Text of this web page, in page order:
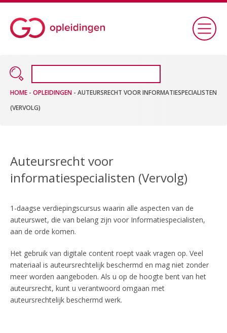
HOME - OPLEIDINGEN - AUTEURSRECHT VOOR INFORMATIESPECIALISTEN
(VERVOLG)
Auteursrecht voor
informatiespecialisten (Vervolg)
1-daagse verdiepingscursus waarin alle aspecten van de
auteurswet, die van belang zijn voor Informatiespecialisten,
aan de orde komen.
Het gebruik van digitale content roept vaak vragen op. Veel
materiaal is auteursrechtelijk beschermd en mag niet zonder
meer worden aangeboden. Als u op de hoogte bent van het
auteursrecht, kunt u verantwoord omgaan met
auteursrechtelijk beschermd werk.